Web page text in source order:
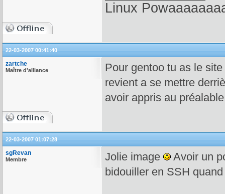
Linux
22-03-2007 00:41:40
zartche
Maître d'alliance
Pour gentoo tu as le
revient a se mettre
avoir appris au
22-03-2007 01:07:28
sgRevan
Membre Jolie image
Avoir un
bidouiller en SSH